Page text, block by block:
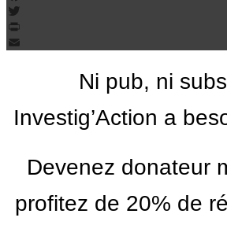
Facebook
Twitter
PrintFriendly
Ni pub, ni
Investig’Action a
Devenez donateur
profitez de 20% de